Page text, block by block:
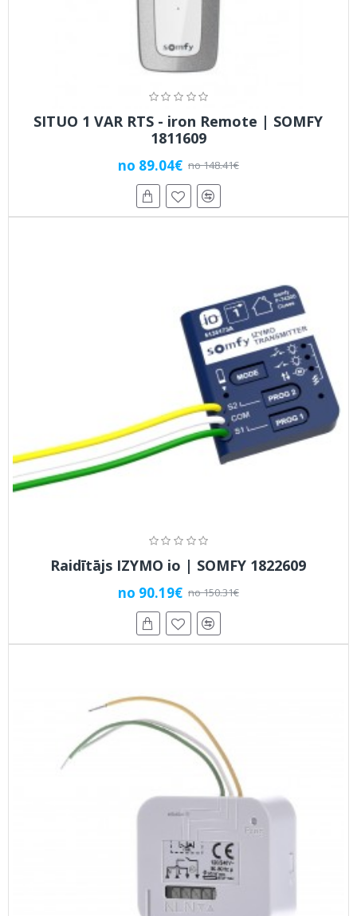
SITUO 1 VAR RTS - iron Remote | SOMFY
1811609
no 89.04€ no 148.41€
Raidītājs IZYMO io | SOMFY 1822609
no 90.19€ no 150.31€